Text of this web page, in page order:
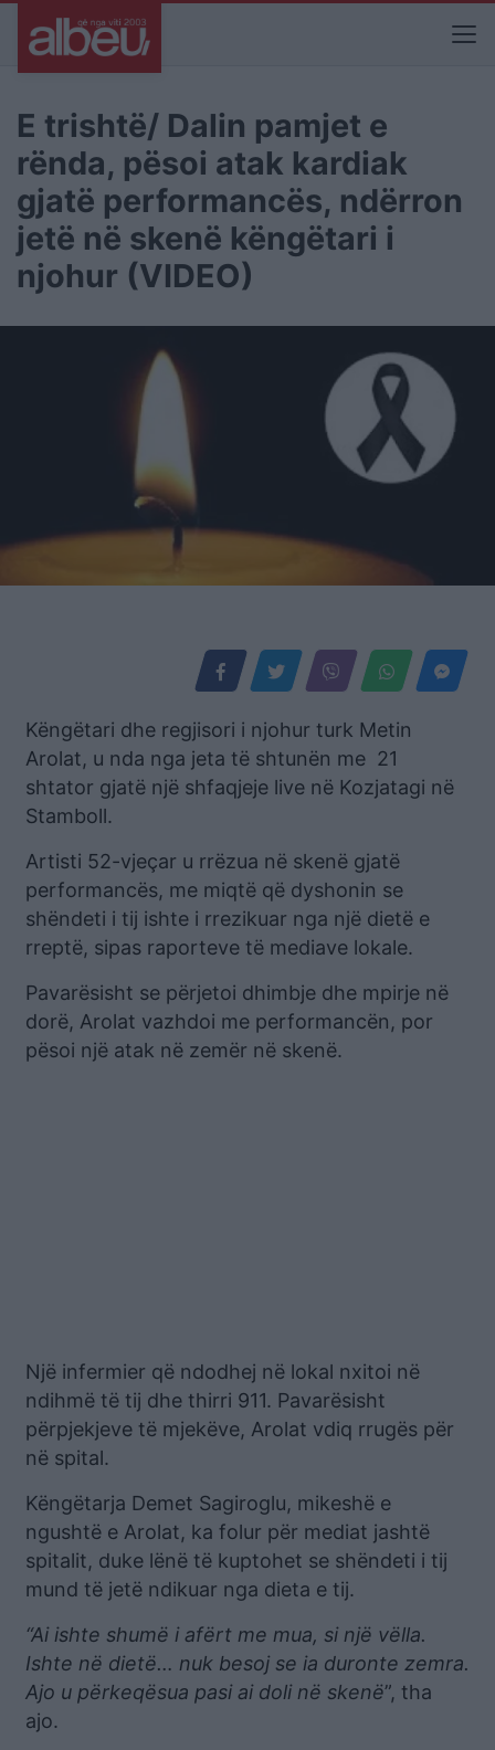
E trishtë/ Dalin pamjet e
rënda, pësoi atak kardiak
gjatë performancës, ndërron
jetë në skenë këngëtari i
njohur (VIDEO)
Këngëtari dhe regjisori i njohur turk Metin
Arolat, u nda nga jeta të shtunën me 21
shtator gjatë një shfaqjeje live në Kozjatagi në
Stamboll.
Artisti 52-vjeçar u rrëzua në skenë gjatë
performancës, me miqtë që dyshonin se
shëndeti i tij ishte i rrezikuar nga një dietë e
rreptë, sipas raporteve të mediave lokale.
Pavarësisht se përjetoi dhimbje dhe mpirje në
dorë, Arolat vazhdoi me performancën, por
pësoi një atak në zemër në skenë.
Një infermier që ndodhej në lokal nxitoi në
ndihmë të tij dhe thirri 911. Pavarësisht
përpjekjeve të mjekëve, Arolat vdiq rrugës për
në spital.
Këngëtarja Demet Sagiroglu, mikeshë e
ngushtë e Arolat, ka folur për mediat jashtë
spitalit, duke lënë të kuptohet se shëndeti i tij
mund të jetë ndikuar nga dieta e tij.
“Ai ishte shumë i afërt me mua, si një vëlla.
Ishte në dietë… nuk besoj se ia duronte zemra.
Ajo u përkeqësua pasi ai doli në skenë”, tha
ajo.